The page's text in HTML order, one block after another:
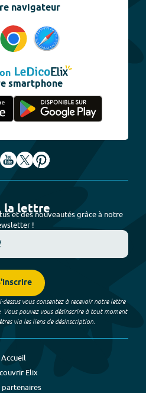
navigateur
smartphone
la lettre
et des nouveautés grâce à notre
!
vous consentez à recevoir notre lettre
pouvez vous désinscrire à tout moment
via les liens de désinscription.
Accueil
Elix
partenaires